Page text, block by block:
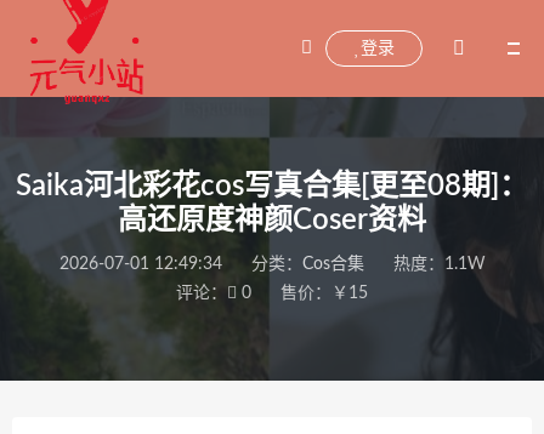
登录
Saika河北彩花cos写真合集[更至08期]：
高还原度神颜Coser资料
2026-07-01 12:49:34 分类： Cos合集
热度：1.1W
评论：
0 售价：￥15